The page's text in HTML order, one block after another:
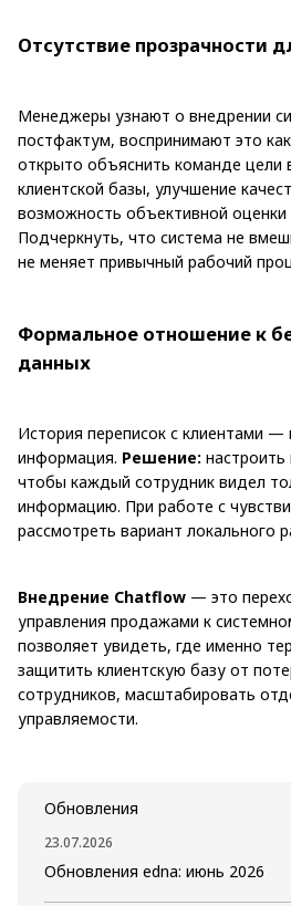
Отсутствие прозрачности
Менеджеры узнают о внедрении
постфактум, воспринимают это
открыто объяснить команде
клиентской базы, улучшение
возможность объективной оценки
Подчеркнуть, что система не
не меняет привычный рабочий
Формальное отношение к
данных
История переписок с клиентами
информация. Решение: настроить
чтобы каждый сотрудник видел
информацию. При работе с
рассмотреть вариант локального
Внедрение Chatflow — это
управления продажами к
позволяет увидеть, где именно
защитить клиентскую базу от
сотрудников, масштабировать
управляемости.
Обновления
23.07.2026
Обновления edna: июнь 2026